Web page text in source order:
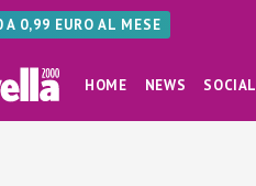
0,99 EURO AL MESE
HOME NEWS SOCIAL